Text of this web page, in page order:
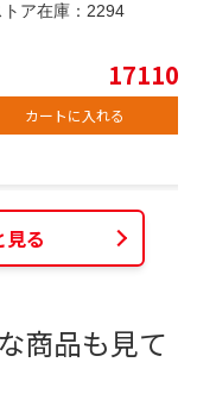
ア在庫： 2294
17110
カートに入れる
見る
商品も見て